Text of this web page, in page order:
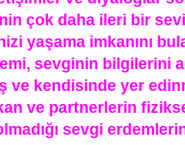
çok daha ileri bir
yaşama imkanını
sevginin bilgilerini
ve kendisinde yer
ve partnerlerin
sevgi